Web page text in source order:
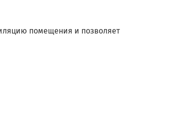
помещения и позволяет